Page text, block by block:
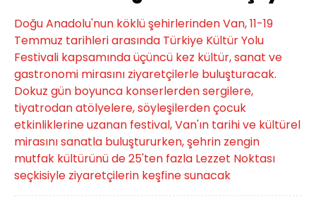
Doğu Anadolu'nun köklü şehirlerinden Van, 11-19
Temmuz tarihleri arasında Türkiye Kültür Yolu
Festivali kapsamında üçüncü kez kültür, sanat ve
gastronomi mirasını ziyaretçilerle buluşturacak.
Dokuz gün boyunca konserlerden sergilere,
tiyatrodan atölyelere, söyleşilerden çocuk
etkinliklerine uzanan festival, Van'ın tarihi ve kültürel
mirasını sanatla buluştururken, şehrin zengin
mutfak kültürünü de 25'ten fazla Lezzet Noktası
seçkisiyle ziyaretçilerin keşfine sunacak